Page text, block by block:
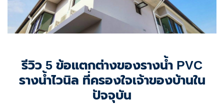
รีวิว 5 ข้อแตกต่างของรางน้ำ PVC
รางน้ำไวนิล ที่ครองใจเจ้าของบ้านใน
ปัจจุบัน